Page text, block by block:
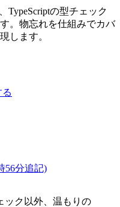
TypeScriptの型チェック
。物忘れを仕組みでカバ
します。
56分追記)
ック以外、温もりの